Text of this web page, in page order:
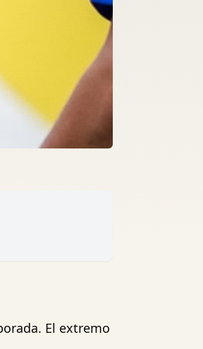
El extremo